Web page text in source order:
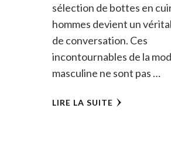
sélection de bottes en
hommes devient un
de conversation. Ces
incontournables de la
masculine ne sont pas …
LIRE LA SUITE